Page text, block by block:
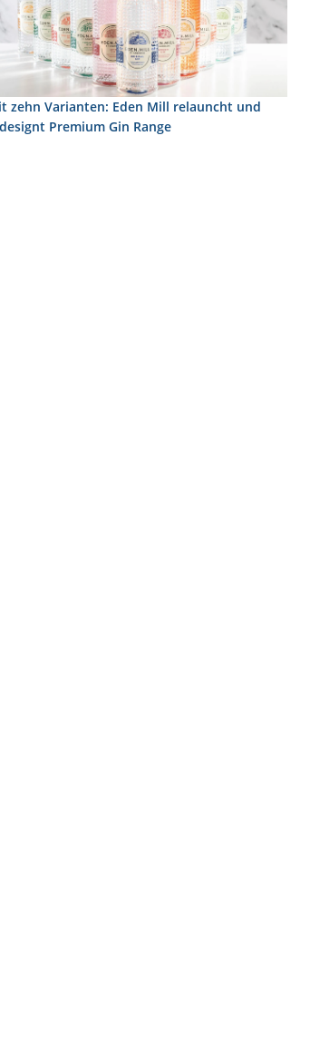
zehn Varianten: Eden Mill relauncht und
Premium Gin Range